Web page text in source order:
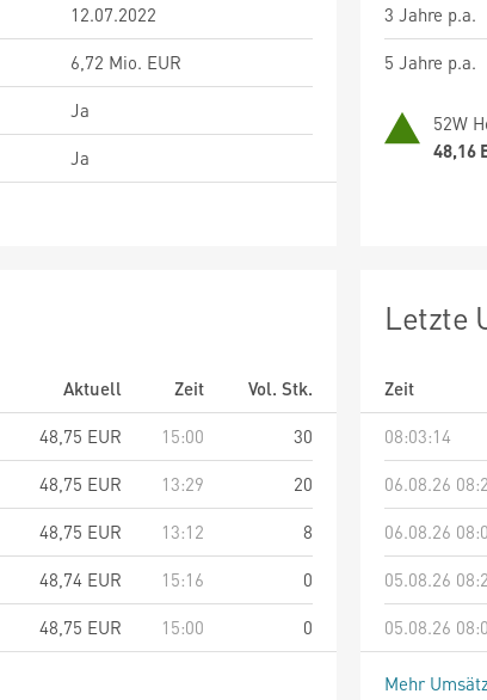
12.07.2022
6,72 Mio. EUR
Ja
Ja
3 Jahre p.a.
5 Jahre p.a.
52W
48,16
Aktuell Zeit
Vol. Stk.
48,75 EUR 15:00
30
48,75 EUR 13:29
20
48,75 EUR 13:12
8
48,74 EUR 15:16
0
48,75 EUR 15:00 0
Letzte
Zeit
08:03:14
06.08.26
06.08.26
05.08.26
05.08.26
Mehr